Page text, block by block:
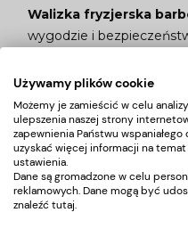
Walizka fryzjerska
wygodzie i
Stylowy i
Walizka wykonana z
nadaje walizce
elegancją. Wygodny
Używamy plików cookie
Możemy je zamieścić w celu
ulepszenia naszej strony
zapewnienia Państwu
uzyskać więcej informacji na
ustawienia.
Dane są gromadzone w celu
reklamowych. Dane mogą być
znaleźć tutaj.